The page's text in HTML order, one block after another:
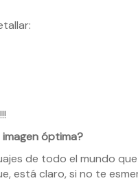
óptima?
de todo el mundo que
está claro, si no te